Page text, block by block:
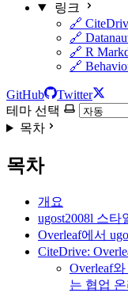
링크
🔗
🔗
🔗 R
🔗
GitHub
Twitter
테마 선택
목차
목차
개요
ugost2008l 스
Overleaf에서
CiteDrive:
Overleaf
는 협업